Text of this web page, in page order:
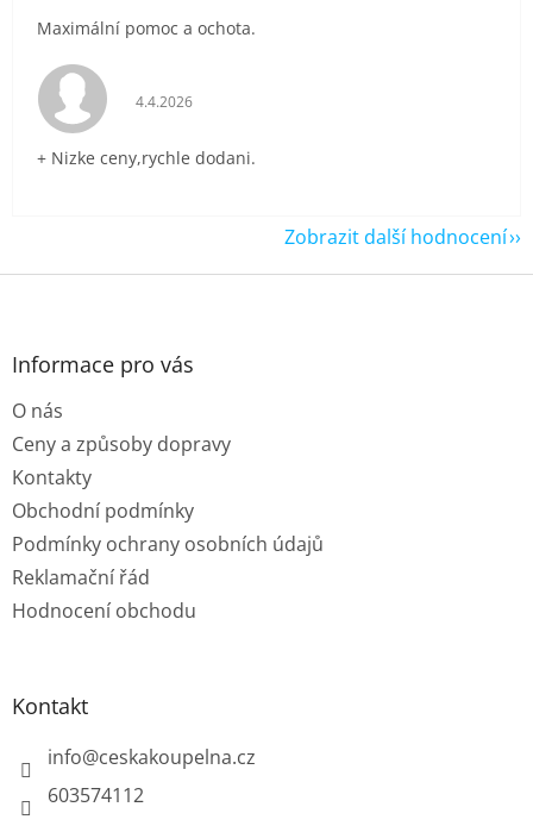
Maximální pomoc a ochota.
Hodnocení obchodu je 5 z 5 hvězdiček.
4.4.2026
+ Nizke ceny,rychle dodani.
Zobrazit další hodnocení
Z
Informace pro vás
O nás
Ceny a způsoby dopravy
Kontakty
Obchodní podmínky
Podmínky ochrany osobních údajů
Reklamační řád
Hodnocení obchodu
Kontakt
info@ceskakoupelna.cz
603574112